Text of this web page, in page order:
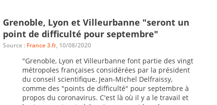
Grenoble, Lyon et Villeurbanne "seront un
point de difficulté pour septembre"
Source : France 3.fr, 10/08/2020
"Grenoble, Lyon et Villeurbanne font partie des vingt
métropoles françaises considérées par la président
du conseil scientifique, Jean-Michel Delfraissy,
comme des "points de difficulté" pour septembre à
propos du coronavirus. C'est là où il y a le travail et